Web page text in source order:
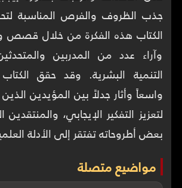
جذب الظروف والفرص المناسبة
الكتاب هذه الفكرة من خلال قصص
وآراء عدد من المدربين
التنمية البشرية. وقد حقق الكتاب
واسعاً وأثار جدلاً بين المؤيدين
لتعزيز التفكير الإيجابي، والمنتقدين
بعض أطروحاته تفتقر إلى الأدلة
مواضيع متصلة